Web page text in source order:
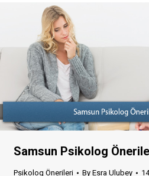
Samsun Psikolog
Psikolog Önerileri By Esra Ulubey